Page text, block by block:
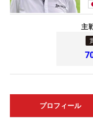
主
プロフィール